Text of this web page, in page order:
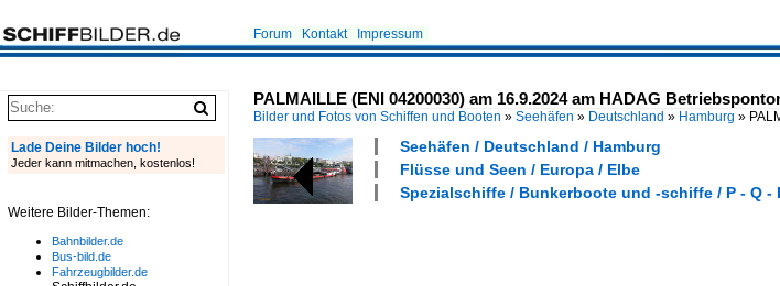
Forum Kontakt Impressum
PALMAILLE (ENI 04200030) am 16.9.2024 am HADAG
Bilder und Fotos von Schiffen und Booten » Seehäfen » Deutschland » Hamburg »
Seehäfen / Deutschland / Hamburg
Flüsse und Seen / Europa / Elbe
Spezialschiffe / Bunkerboote und -schiffe / P - Q -
Lade Deine Bilder hoch!
Jeder kann mitmachen, kostenlos!
Weitere Bilder-Themen:
Bahnbilder.de
Bus-bild.de
Fahrzeugbilder.de